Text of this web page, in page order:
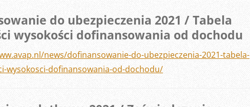
do ubezpieczenia 2021 / Tabela
wysokości dofinansowania od dochodu
news/dofinansowanie-do-ubezpieczenia-2021-tabela-
wysokosci-dofinansowania-od-dochodu/